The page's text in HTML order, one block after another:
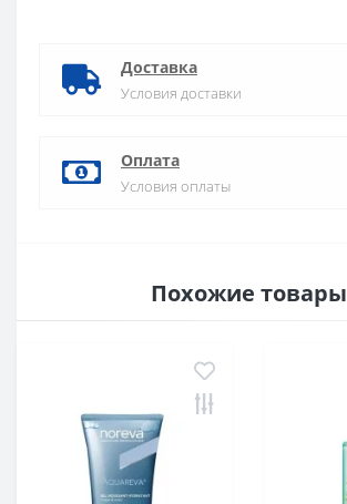
Доставка
Условия доставки
Оплата
Условия оплаты
Похожие товары